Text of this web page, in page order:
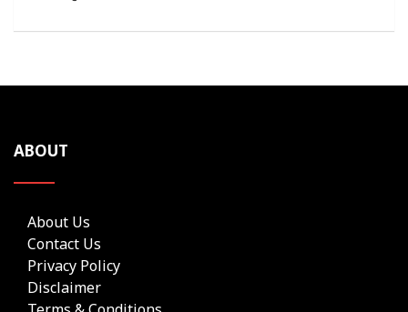
ABOUT
About Us
Contact Us
Privacy Policy
Disclaimer